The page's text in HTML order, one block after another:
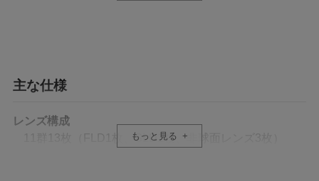
後処理での補正が難しいサジタルコマフレアも良好に抑
制。F2の明るさも相まって、風景写真やスナップはもち
実力を発揮。レンズ構成には高精度グラスモールド非球
面レンズを3枚、SLDガラス1枚、FLDガラス1枚を採用す
ることで諸収差を良好に抑制。
主な仕様
レンズ構成
11群13枚（FLD1枚、SLD1枚、非球面レンズ3枚）
もっと見る